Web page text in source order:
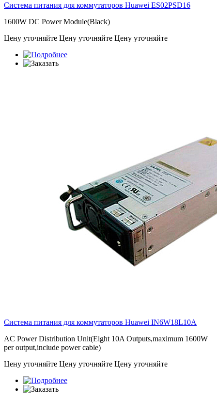
Система питания для коммутаторов Huawei ES02PSD16
1600W DC Power Module(Black)
Цену уточняйте Цену уточняйте Цену уточняйте
Система питания для коммутаторов Huawei IN6W18L10A
AC Power Distribution Unit(Eight 10A Outputs,maximum 1600W
per output,include power cable)
Цену уточняйте Цену уточняйте Цену уточняйте